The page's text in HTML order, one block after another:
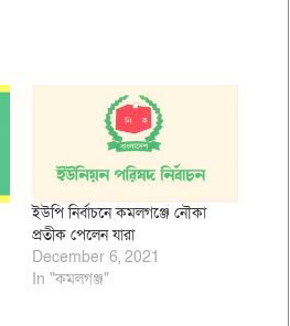
ইউপি নির্বাচনে কমলগঞ্জে নৌকা
প্রতীক পেলেন যারা
December 6, 2021
In "কমলগঞ্জ"